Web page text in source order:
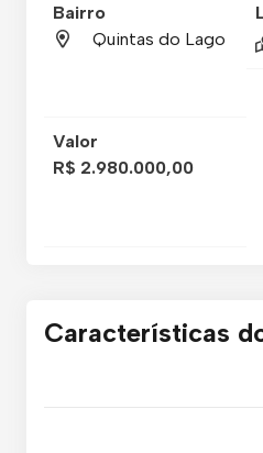
Bairro
Quintas do Lago
Valor
R$ 2.980.000,00
Características